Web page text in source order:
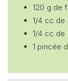
120 g de
1/4 cc de
1/4 cc de
1 pincée